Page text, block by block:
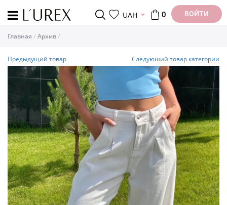
UAH 0 ВОЙТИ
Главная Архив
Предыдущий товар Следуюший товар категории